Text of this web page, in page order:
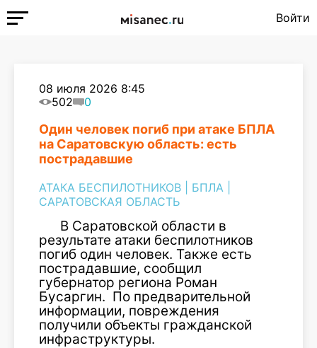
Войти
08 июля 2026 8:45
502
0
Один человек погиб при атаке БПЛА
на Саратовскую область: есть
пострадавшие
АТАКА БЕСПИЛОТНИКОВ БПЛА
САРАТОВСКАЯ ОБЛАСТЬ
В Саратовской области в
результате атаки беспилотников
погиб один человек. Также есть
пострадавшие, сообщил
губернатор региона Роман
Бусаргин. По предварительной
информации, повреждения
получили объекты гражданской
инфраструктуры.